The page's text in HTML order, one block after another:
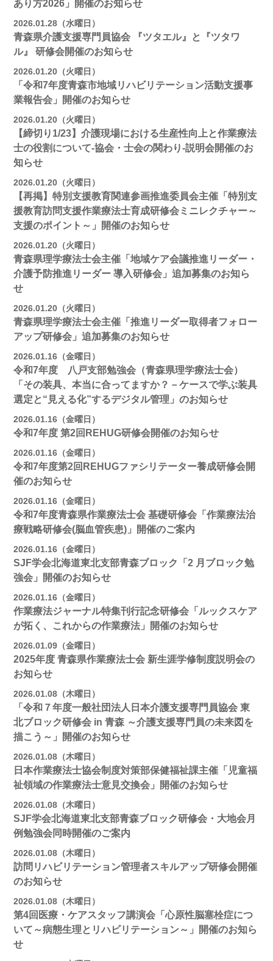
あり方2026」開催のお知らせ
2026.01.28（水曜日）
青森県介護支援専門員協会 『ツタエル』と『ツタワ
ル』 研修会開催のお知らせ
2026.01.20（火曜日）
「令和7年度青森市地域リハビリテーション活動支援事
業報告会」開催のお知らせ
2026.01.20（火曜日）
【締切り1/23】介護現場における生産性向上と作業療法
士の役割について-協会・士会の関わり-説明会開催のお
知らせ
2026.01.20（火曜日）
【再掲】特別支援教育関連参画推進委員会主催「特別支
援教育訪問支援作業療法士育成研修会ミニレクチャー～
支援のポイント～」開催のお知らせ
2026.01.20（火曜日）
青森県理学療法士会主催「地域ケア会議推進リーダー・
介護予防推進リーダー 導入研修会」追加募集のお知ら
せ
2026.01.20（火曜日）
青森県理学療法士会主催「推進リーダー取得者フォロー
アップ研修会」追加募集のお知らせ
2026.01.16（金曜日）
令和7年度 八戸支部勉強会（青森県理学療法士会）
「その装具、本当に合ってますか？－ケースで学ぶ装具
選定と“見える化”するデジタル管理」のお知らせ
2026.01.16（金曜日）
令和7年度 第2回REHUG研修会開催のお知らせ
2026.01.16（金曜日）
令和7年度第2回REHUGファシリテーター養成研修会開
催のお知らせ
2026.01.16（金曜日）
令和7年度青森県作業療法士会 基礎研修会「作業療法治
療戦略研修会(脳血管疾患)」開催のご案内
2026.01.16（金曜日）
SJF学会北海道東北支部⻘森ブロック「2 月ブロック勉
強会」開催のお知らせ
2026.01.16（金曜日）
作業療法ジャーナル特集刊行記念研修会「ルックスケア
が拓く、これからの作業療法」開催のお知らせ
2026.01.09（金曜日）
2025年度 青森県作業療法士会 新生涯学修制度説明会の
お知らせ
2026.01.08（木曜日）
「令和７年度一般社団法人日本介護支援専門員協会 東
北ブロック研修会 in 青森 ～介護支援専門員の未来図を
描こう～」開催のお知らせ
2026.01.08（木曜日）
日本作業療法士協会制度対策部保健福祉課主催「児童福
祉領域の作業療法士意見交換会」開催のお知らせ
2026.01.08（木曜日）
SJF学会北海道東北支部青森ブロック研修会・大地会月
例勉強会同時開催のご案内
2026.01.08（木曜日）
訪問リハビリテーション管理者スキルアップ研修会開催
のお知らせ
2026.01.08（木曜日）
第4回医療・ケアスタッフ講演会「心原性脳塞栓症につ
いて～病態生理とリハビリテーション～」開催のお知ら
せ